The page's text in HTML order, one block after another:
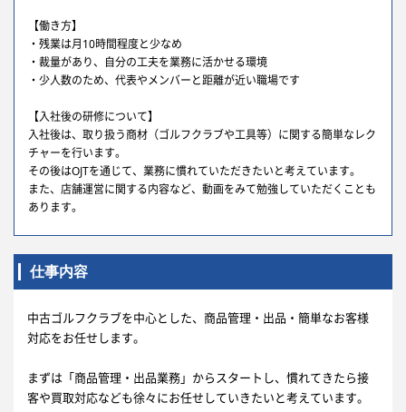
【働き方】
・残業は月10時間程度と少なめ
・裁量があり、自分の工夫を業務に活かせる環境
・少人数のため、代表やメンバーと距離が近い職場です
【入社後の研修について】
入社後は、取り扱う商材（ゴルフクラブや工具等）に関する簡単なレク
チャーを行います。
その後はOJTを通じて、業務に慣れていただきたいと考えています。
また、店舗運営に関する内容など、動画をみて勉強していただくことも
あります。
仕事内容
中古ゴルフクラブを中心とした、商品管理・出品・簡単なお客様
対応をお任せします。
まずは「商品管理・出品業務」からスタートし、慣れてきたら接
客や買取対応なども徐々にお任せしていきたいと考えています。